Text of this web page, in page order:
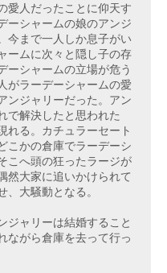
愛人だったことに仰天す
ーシャームの娘のアンジ
今まで一人しか息子がい
ームに次々と隠し子の存
ーシャームの立場が危う
がラーデーシャームの愛
ンジャリーだった。アン
で解決したと思われた
れる。カチュラーセート
こかの倉庫でラーデーシ
こへ頭の狂ったラージが
然大家に追いかけられて
大騒動となる。
ャリーは結婚すること
ながら倉庫を去って行っ